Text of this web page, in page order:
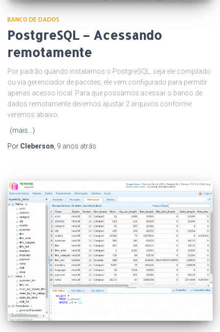
BANCO DE DADOS
PostgreSQL – Acessando
remotamente
Por padrão quando instalamos o PostgreSQL, seja ele compilado
ou via gerenciador de pacotes, ele vem configurado para permitir
apenas acesso local. Para que possamos acessar o banco de
dados remotamente devemos ajustar 2 arquivos conforme
veremos abaixo.
(mais…)
Por Cleberson 9 anos atrás